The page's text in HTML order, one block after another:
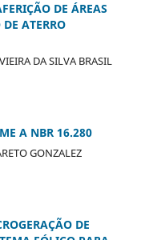
DE ÁREAS
ATERRO
DA SILVA BRASIL
A NBR 16.280
GONZALEZ
DE